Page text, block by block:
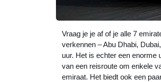
Vraag je je af of je alle 7
verkennen – Abu Dhabi,
uur. Het is echter een enorme
van een reisroute om enkele
emiraat. Het biedt ook een